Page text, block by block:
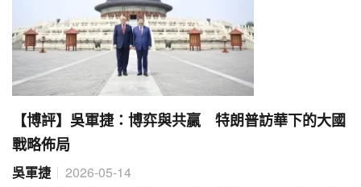
【博評】吳軍捷：博弈與共贏 特朗普訪華下的大國
戰略佈局
吳軍捷
2026-05-14